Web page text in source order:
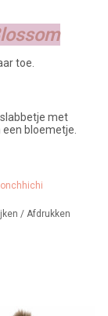
toe.
met
bloemetje.
/ Afdrukken